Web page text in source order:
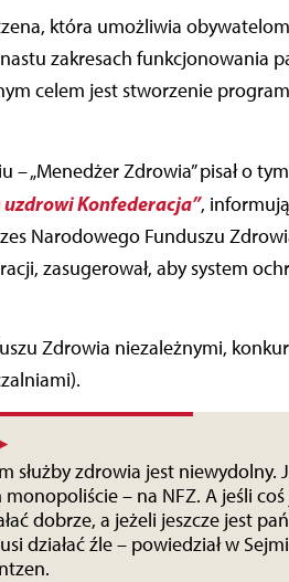
która umożliwia obywatelom
zakresach funkcjonowania
celem jest stworzenie
„Menedżer Zdrowia” pisał o
Konfederacja”,
Narodowego Funduszu
zasugerował, aby system
Zdrowia niezależnymi,
służby zdrowia jest niewydolny.
– na NFZ. A jeśli
dobrze, a jeżeli jeszcze jest
działać źle – powiedział w